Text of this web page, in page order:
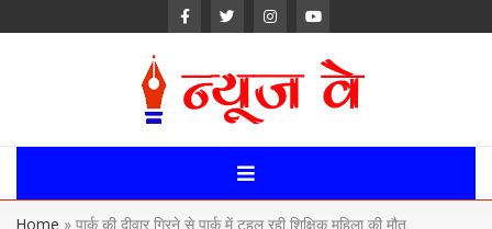
News Way:
Uttarakhand,
Home » पार्क की दीवार गिरने से पार्क में टहल रही शिक्षिक महिला की मौत